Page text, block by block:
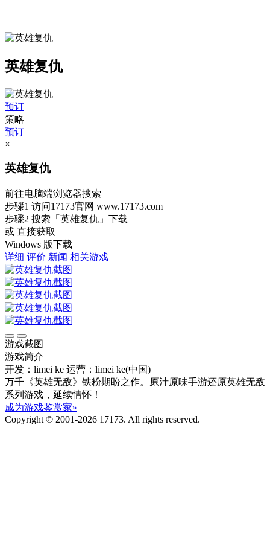
英雄复仇
预订
策略
预订
×
英雄复仇
前往电脑端浏览器搜索
步骤1 访问17173官网 www.17173.com
步骤2 搜索 「英雄复仇」 下载
或 直接获取
Windows 版下载
详细 评价 新闻 相关游戏
游戏截图
游戏简介
开发：limei ke 运营：limei ke(中国)
万千《英雄无敌》铁粉期盼之作。原汁原味手游还原英雄无敌
系列游戏，延续情怀！
成为游戏鉴赏家»
Copyright © 2001-2026 17173. All rights reserved.